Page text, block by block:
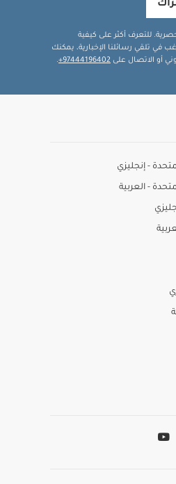
للتعرف أكثر على كيفية
في تلقي رسائلنا الإخبارية، يمكنك
أو الاتصال على 97444196402+
.
- إنجليزي
- العربية